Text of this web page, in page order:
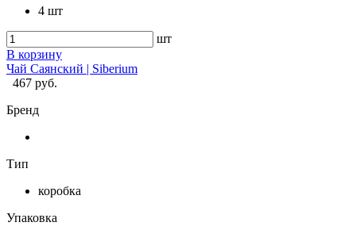
4 шт
шт
В корзину
Чай Саянский | Siberium
467 руб.
Бренд
Тип
коробка
Упаковка